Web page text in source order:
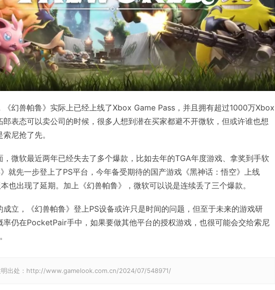
《幻兽帕鲁》实际上已经上线了Xbox Game Pass，并且拥有超过1000万Xbox
郎表态可以卖公司的时候，很多人想到潜在买家都避不开微软，但或许谁也想
尼抢了先。
，微软最近两年已经失去了多个爆款，比如去年的TGA年度游戏、拿奖到手软
就先一步登上了PS平台，今年备受期待的国产游戏《黑神话：悟空》上线
也出现了延期。加上《幻兽帕鲁》，微软可以说是连续丢了三个爆款。
成立，《幻兽帕鲁》登上PS设备或许只是时间的问题，但至于未来的游戏研
率仍在PocketPair手中，如果要做其他平台的授权游戏，也很可能会交给索尼
明出处：http://www.gamelook.com.cn/2024/07/548971/